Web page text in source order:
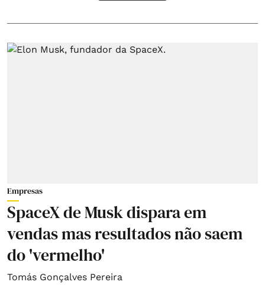
Empresas
SpaceX de Musk dispara em
vendas mas resultados não saem
do 'vermelho'
Tomás Gonçalves Pereira